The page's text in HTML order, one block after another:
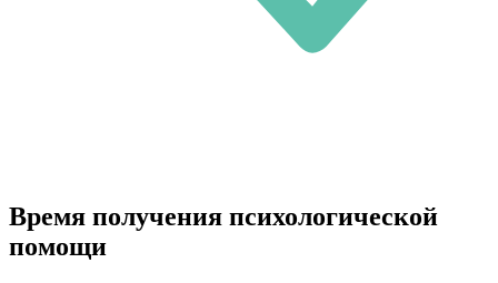
Время получения психологической
помощи